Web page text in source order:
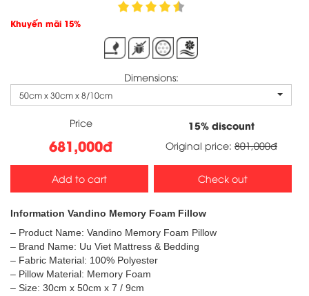
Khuyến mãi 15%
Dimensions:
50cm x 30cm x 8/10cm
Price
681,000đ
15% discount
Original price: 801,000đ
Add to cart Check out
Information Vandino Memory Foam Fillow
– Product Name: Vandino Memory Foam Pillow
– Brand Name: Uu Viet Mattress & Bedding
– Fabric Material: 100% Polyester
– Pillow Material: Memory Foam
– Size: 30cm x 50cm x 7 / 9cm